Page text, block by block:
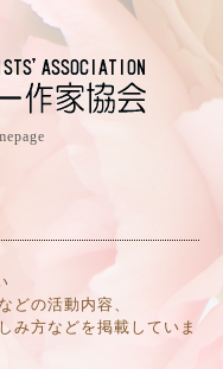
どの活動内容、
み方などを掲載していま